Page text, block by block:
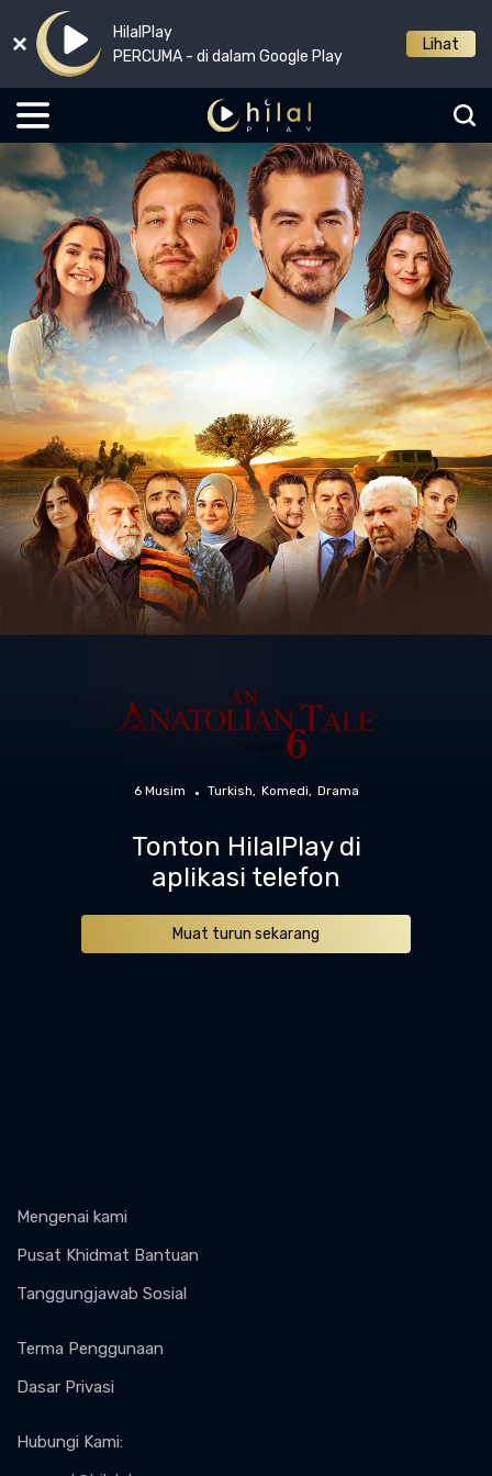
HilalPlay
PERCUMA - di dalam Google Play
Lihat
6 Musim Turkish Komedi Drama
Tonton HilalPlay di
aplikasi telefon
Muat turun sekarang
Mengenai kami
Pusat Khidmat Bantuan
Tanggungjawab Sosial
Terma Penggunaan
Dasar Privasi
Hubungi Kami: